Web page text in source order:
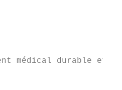
médical durable et